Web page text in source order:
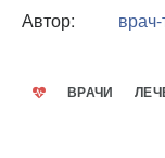
Автор:
ВРАЧИ